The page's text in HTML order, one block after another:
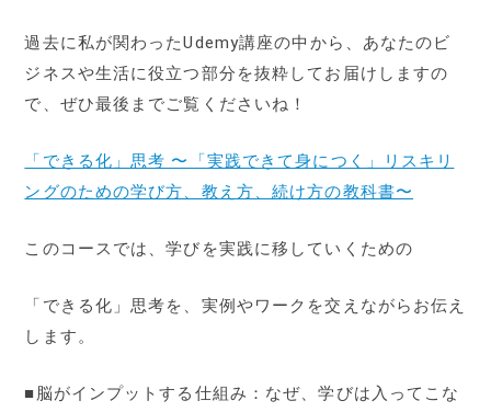
過去に私が関わったUdemy講座の中から、あなたのビ
ジネスや生活に役立つ部分を抜粋してお届けしますの
で、ぜひ最後までご覧くださいね！
「できる化」思考 〜「実践できて身につく」リスキリ
ングのための学び方、教え方、続け方の教科書〜
このコースでは、学びを実践に移していくための
「できる化」思考を、実例やワークを交えながらお伝え
します。
■脳がインプットする仕組み：なぜ、学びは入ってこな